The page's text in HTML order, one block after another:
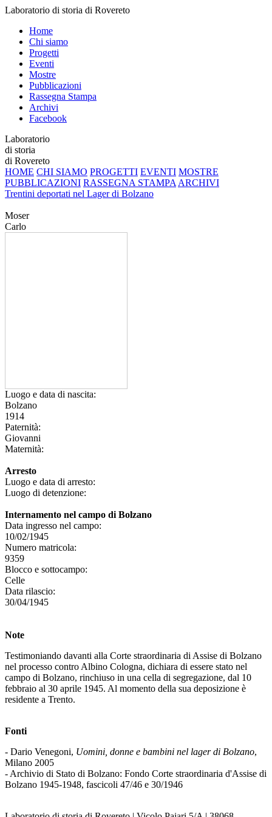
Laboratorio di storia di Rovereto
Home
Chi siamo
Progetti
Eventi
Mostre
Pubblicazioni
Rassegna Stampa
Archivi
Facebook
Laboratorio
di storia
di Rovereto
HOME CHI SIAMO PROGETTI EVENTI MOSTRE
PUBBLICAZIONI RASSEGNA STAMPA ARCHIVI
Trentini deportati nel Lager di Bolzano
Moser
Carlo
Luogo e data di nascita:
Bolzano
1914
Paternità:
Giovanni
Maternità:
Arresto
Luogo e data di arresto:
Luogo di detenzione:
Internamento nel campo di Bolzano
Data ingresso nel campo:
10/02/1945
Numero matricola:
9359
Blocco e sottocampo:
Celle
Data rilascio:
30/04/1945
Note
Testimoniando davanti alla Corte straordinaria di Assise di Bolzano
nel processo contro Albino Cologna, dichiara di essere stato nel
campo di Bolzano, rinchiuso in una cella di segregazione, dal 10
febbraio al 30 aprile 1945. Al momento della sua deposizione è
residente a Trento.
Fonti
- Dario Venegoni, Uomini, donne e bambini nel lager di Bolzano,
Milano 2005
- Archivio di Stato di Bolzano: Fondo Corte straordinaria d'Assise di
Bolzano 1945-1948, fascicoli 47/46 e 30/1946